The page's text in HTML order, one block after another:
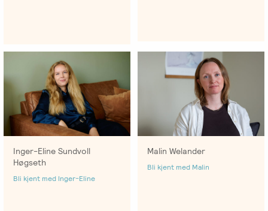
Inger-Eline Sundvoll
Høgseth
Bli kjent med Inger-Eline
Malin Welander
Bli kjent med Malin